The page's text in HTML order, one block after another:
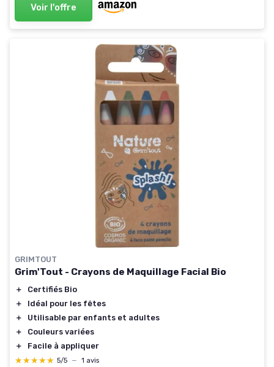
Voir l'offre
GRIMTOUT
Grim'Tout - Crayons de Maquillage Facial Bio
＋
Certifiés Bio
＋
Idéal pour les fêtes
＋
Utilisable par enfants et adultes
＋
Couleurs variées
＋
Facile à appliquer
★★★★★
★★★★★ 5/5 — 1 avis